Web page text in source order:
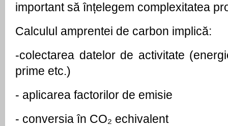
important să înțelegem complexitatea
Calculul amprentei de carbon implică:
-colectarea datelor de activitate
prime etc.)
- aplicarea factorilor de emisie
- conversia în CO₂ echivalent